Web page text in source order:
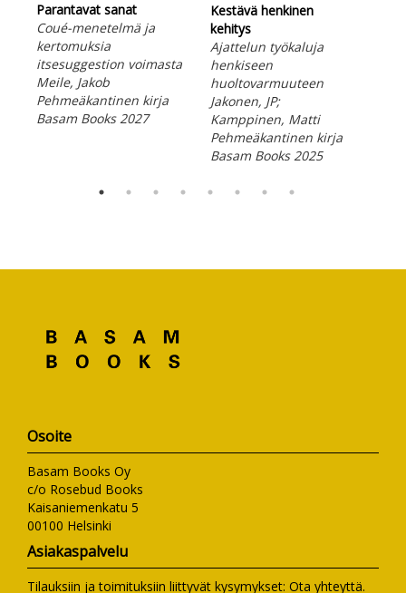
Parantavat sanat
Coué-menetelmä ja
kertomuksia
itsesuggestion voimasta
Meile, Jakob
Pehmeäkantinen kirja
Basam Books 2027
Kestävä henkinen
kehitys
Ajattelun työkaluja
henkiseen
huoltovarmuuteen
Jakonen, JP;
Kamppinen, Matti
Pehmeäkantinen kirja
Basam Books 2025
Osoite
Basam Books Oy
c/o Rosebud Books
Kaisaniemenkatu 5
00100 Helsinki
Asiakaspalvelu
Tilauksiin ja toimituksiin liittyvät kysymykset: Ota yhteyttä.